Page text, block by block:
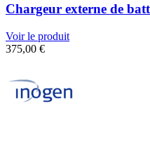
Chargeur externe de
Voir le produit
375,00 €